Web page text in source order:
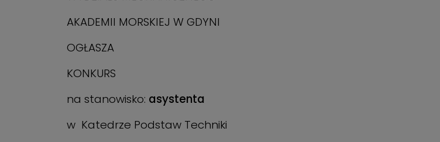
AKADEMII MORSKIEJ W GDYNI
OGŁASZA
KONKURS
na stanowisko: asystenta
w Katedrze Podstaw Techniki